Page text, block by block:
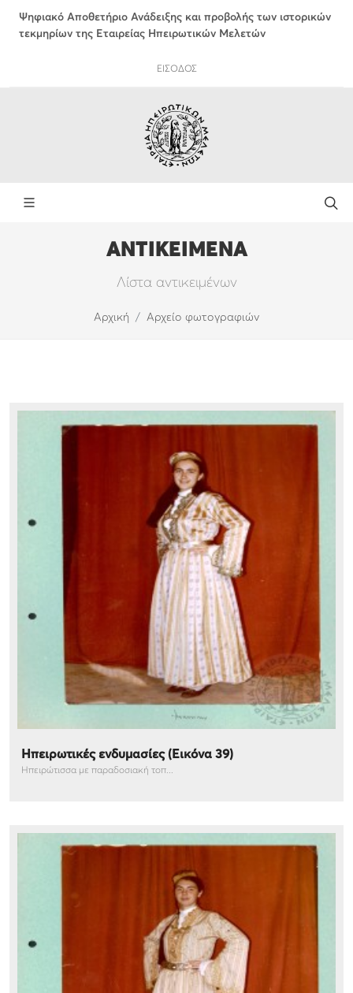
Ψηφιακό Αποθετήριο Ανάδειξης και προβολής των ιστορικών
τεκμηρίων της Εταιρείας Ηπειρωτικών Μελετών
ΕΙΣΟΔΟΣ
ΑΝΤΙΚΕΙΜΕΝΑ
Λίστα αντικειμένων
Αρχική Αρχείο φωτογραφιών
Ηπειρωτικές ενδυμασίες (Εικόνα 39)
Ηπειρώτισσα με παραδοσιακή τοπ...